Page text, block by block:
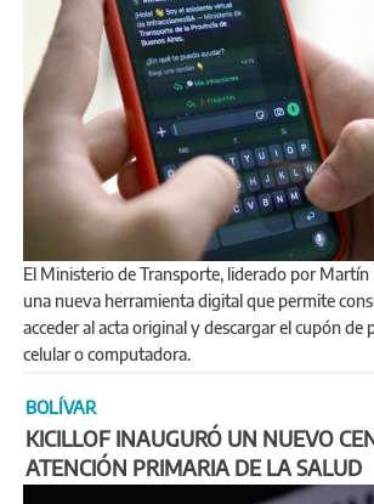
El Ministerio de Transporte, liderado por Martín Marinucci, incorporó
una nueva herramienta digital que permite
acceder al acta original y descargar el cupón de
celular o computadora.
BOLÍVAR
KICILLOF INAUGURÓ UN NUEVO
ATENCIÓN PRIMARIA DE LA SALUD